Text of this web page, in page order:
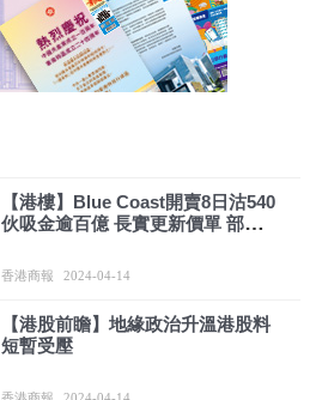
【港樓】Blue Coast開賣8日沽540
伙吸金逾百億 長實更新價單 部分
香港商報 2024-04-14
​【港股前瞻】地緣政治升溫港股料
短暫受壓